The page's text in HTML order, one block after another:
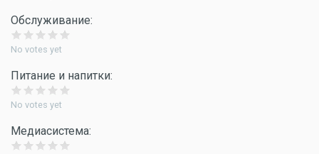
Обслуживание:
No votes yet
Питание и напитки:
No votes yet
Медиасистема: